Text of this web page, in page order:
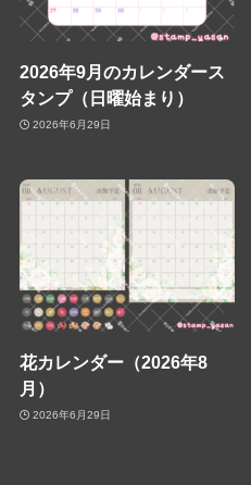
2026年9月のカレンダース
タンプ（日曜始まり）
2026年6月29日
花カレンダー（2026年8
月）
2026年6月29日